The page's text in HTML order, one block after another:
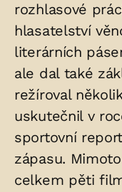
rozhlasové
hlasatelství
literárních
ale dal také
režíroval
uskutečnil v
sportovní
zápasu.
celkem pěti